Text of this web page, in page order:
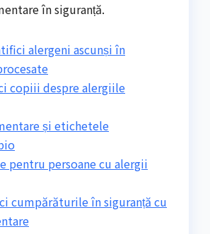
în siguranță.
alergeni ascunși în
copiii despre alergiile
și etichetele
pentru persoane cu alergii
cumpărăturile în siguranță cu